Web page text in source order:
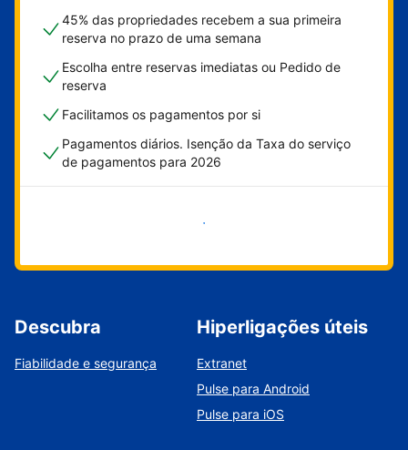
45% das propriedades recebem a sua primeira
reserva no prazo de uma semana
Escolha entre reservas imediatas ou Pedido de
reserva
Facilitamos os pagamentos por si
Pagamentos diários. Isenção da Taxa do serviço
de pagamentos para 2026
Comece já
Descubra
Fiabilidade e segurança
Hiperligações úteis
Extranet
Pulse para Android
Pulse para iOS